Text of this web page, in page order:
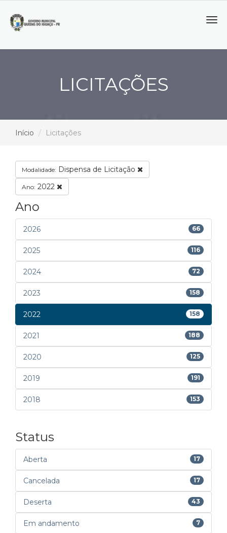
LICITAÇÕES
Início Licitações
Modalidade: Dispensa de Licitação
Ano: 2022
Ano
2026 66
2025 116
2024 72
2023 158
2022 158
2021 188
2020 125
2019 191
2018 153
Status
Aberta 17
Cancelada 17
Deserta 43
Em andamento 7